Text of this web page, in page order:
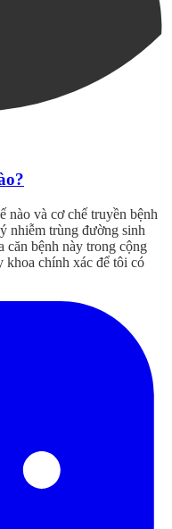
nào và cơ chế truyền bệnh
nhiễm trùng đường sinh
căn bệnh này trong cộng
khoa chính xác để tôi có